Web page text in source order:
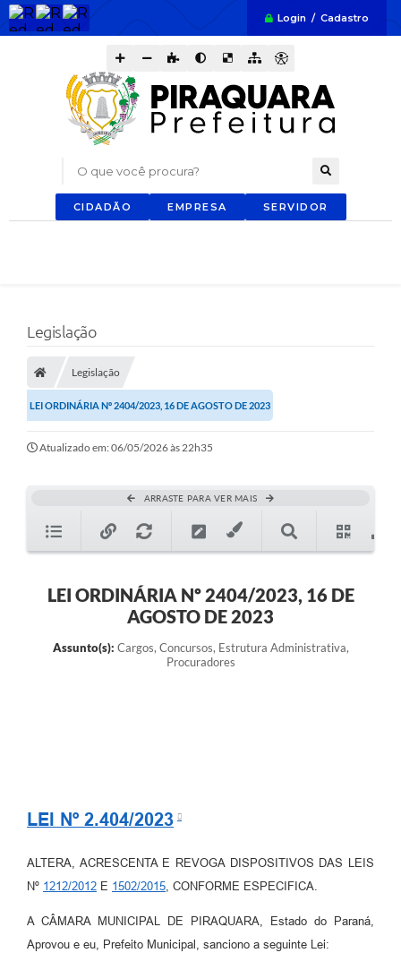
Login / Cadastro
O que você procura?
CIDADÃO EMPRESA SERVIDOR
Legislação
Legislação
LEI ORDINÁRIA Nº 2404/2023, 16 DE AGOSTO DE 2023
Atualizado em: 06/05/2026 às 22h35
ARRASTE PARA VER MAIS
LEI ORDINÁRIA Nº 2404/2023, 16 DE
AGOSTO DE 2023
Assunto(s): Cargos, Concursos, Estrutura Administrativa,
Procuradores
LEI Nº 2.404/2023
ALTERA, ACRESCENTA E REVOGA DISPOSITIVOS DAS LEIS
Nº 1212/2012 E 1502/2015, CONFORME ESPECIFICA.
A CÂMARA MUNICIPAL DE PIRAQUARA, Estado do Paraná,
Aprovou e eu, Prefeito Municipal, sanciono a seguinte Lei: